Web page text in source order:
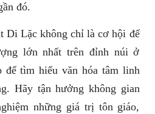
đó.
Di Lặc không chỉ là cơ hội để
lớn nhất trên đỉnh núi ở
để tìm hiểu văn hóa tâm linh
Hãy tận hưởng không gian
những giá trị tôn giáo,